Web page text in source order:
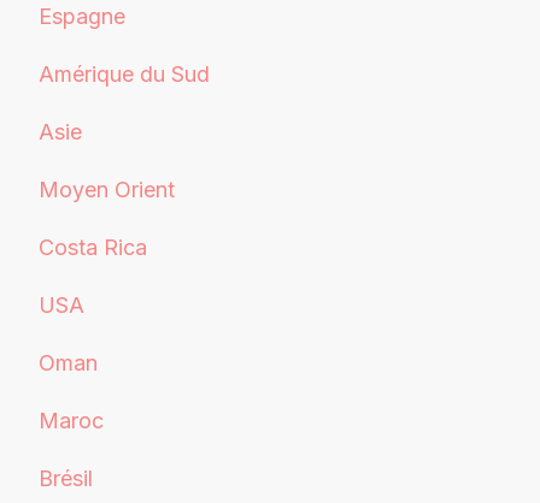
Espagne
Amérique du Sud
Asie
Moyen Orient
Costa Rica
USA
Oman
Maroc
Brésil